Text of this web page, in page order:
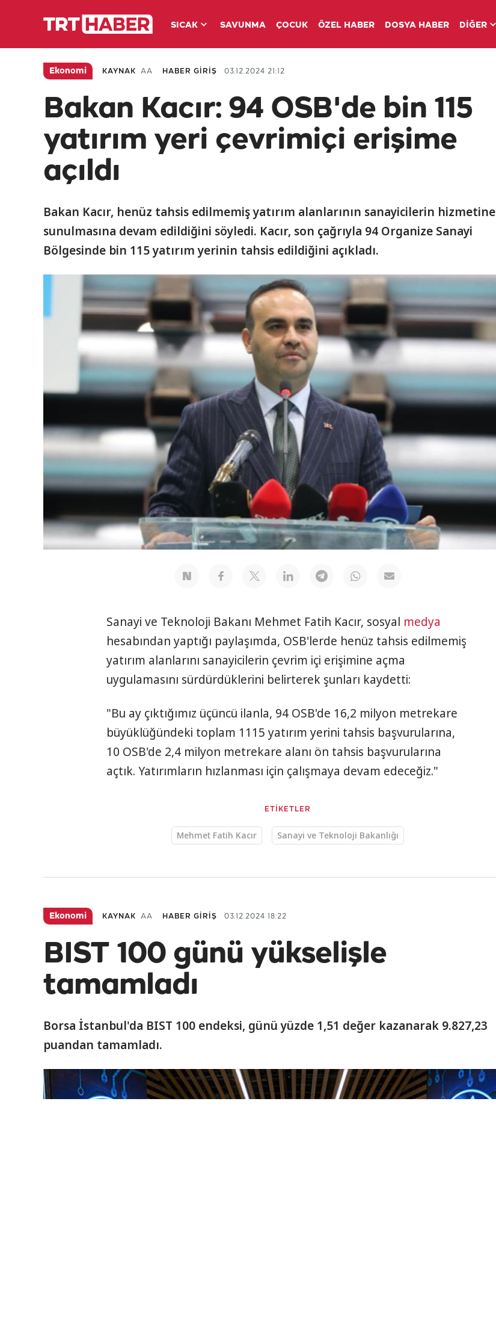
SICAK SAVUNMA ÇOCUK ÖZEL HABER DOSYA HABER DİĞER
Ekonomi KAYNAK AA HABER GİRİŞ 03.12.2024 21:12
Bakan Kacır: 94 OSB'de bin 115
yatırım yeri çevrimiçi erişime
açıldı
Bakan Kacır, henüz tahsis edilmemiş yatırım alanlarının sanayicilerin hizmetine
sunulmasına devam edildiğini söyledi. Kacır, son çağrıyla 94 Organize Sanayi
Bölgesinde bin 115 yatırım yerinin tahsis edildiğini açıkladı.
Sanayi ve Teknoloji Bakanı Mehmet Fatih Kacır, sosyal medya
hesabından yaptığı paylaşımda, OSB'lerde henüz tahsis edilmemiş
yatırım alanlarını sanayicilerin çevrim içi erişimine açma
uygulamasını sürdürdüklerini belirterek şunları kaydetti:
"Bu ay çıktığımız üçüncü ilanla, 94 OSB'de 16,2 milyon metrekare
büyüklüğündeki toplam 1115 yatırım yerini tahsis başvurularına,
10 OSB'de 2,4 milyon metrekare alanı ön tahsis başvurularına
açtık. Yatırımların hızlanması için çalışmaya devam edeceğiz."
ETİKETLER
Mehmet Fatih Kacır Sanayi ve Teknoloji Bakanlığı
Ekonomi KAYNAK AA HABER GİRİŞ 03.12.2024 18:22
BIST 100 günü yükselişle
tamamladı
Borsa İstanbul'da BIST 100 endeksi, günü yüzde 1,51 değer kazanarak 9.827,23
puandan tamamladı.